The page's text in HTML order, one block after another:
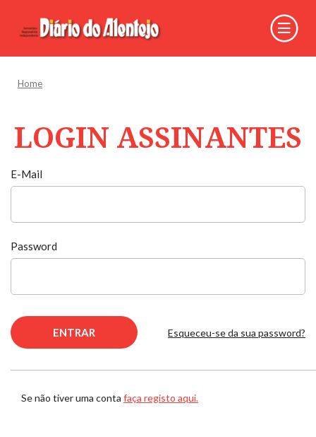
Home
LOGIN ASSINANTES
E-Mail
Password
Esqueceu-se da sua password?
Se não tiver uma conta faça registo aqui.